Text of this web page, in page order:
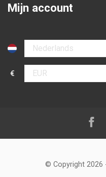
Mijn account
Selecteer taal
€
Selecteer valuta
Volg
© Copyright 2026